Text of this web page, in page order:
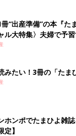
“出産準備”の本『た
ル大特集〉夫婦で予
みたい！3冊の「たま
ホンポでたまひよ雑
】